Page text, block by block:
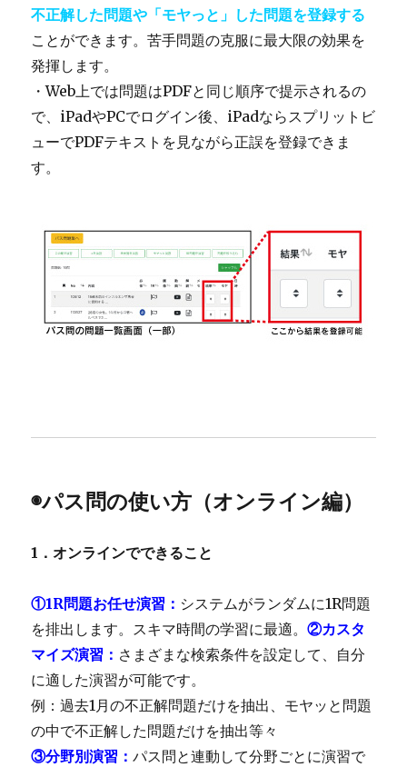
不正解した問題や「モヤっと」した問題を登録する
ことができます。苦手問題の克服に最大限の効果を
発揮します。
・Web上では問題はPDFと同じ順序で提示されるの
で、iPadやPCでログイン後、iPadならスプリットビ
ューでPDFテキストを見ながら正誤を登録できま
す。
◉パス問の使い方（オンライン編）
1．オンラインでできること
①1R問題お任せ演習 ： システムがランダムに1R問題
を排出します。スキマ時間の学習に最適。②カスタ
マイズ演習 ： さまざまな検索条件を設定して、自分
に適した演習が可能です。
例：過去1月の不正解問題だけを抽出、モヤッと問題
の中で不正解した問題だけを抽出等々
③分野別演習 ：パス問と連動して分野ごとに演習で